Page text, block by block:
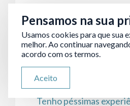
Quais cautelas devo
contratar um escritório
internet (Advogado
Tenho péssimas
Pensamos na sua
Usamos cookies para que sua
melhor. Ao continuar
acordo com os termos.
Aceito